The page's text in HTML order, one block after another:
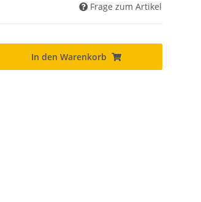
Frage zum Artikel
In den Warenkorb